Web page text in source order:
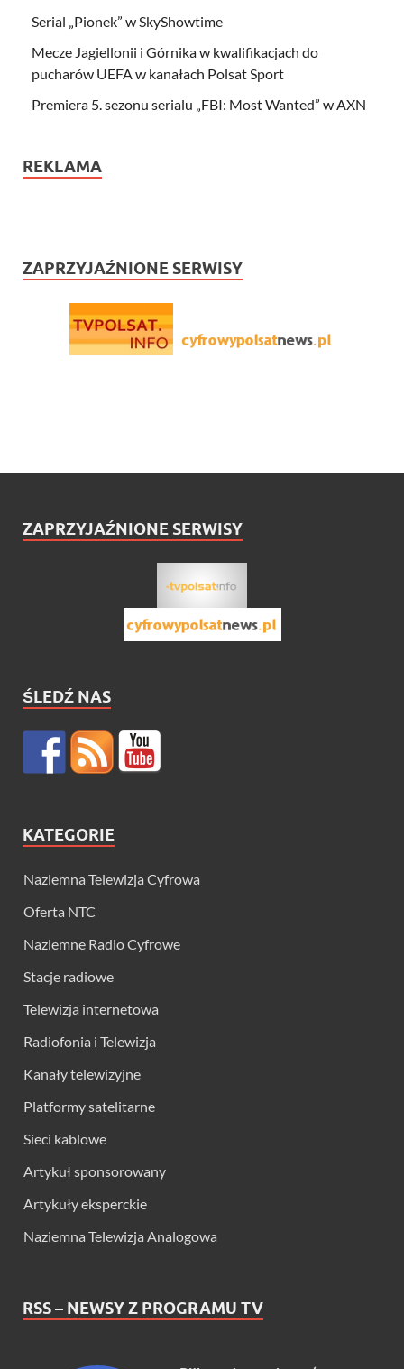
Serial „Pionek” w SkyShowtime
Mecze Jagiellonii i Górnika w kwalifikacjach do
pucharów UEFA w kanałach Polsat Sport
Premiera 5. sezonu serialu „FBI: Most Wanted” w AXN
REKLAMA
ZAPRZYJAŹNIONE SERWISY
ZAPRZYJAŹNIONE SERWISY
ŚLEDŹ NAS
KATEGORIE
Naziemna Telewizja Cyfrowa
Oferta NTC
Naziemne Radio Cyfrowe
Stacje radiowe
Telewizja internetowa
Radiofonia i Telewizja
Kanały telewizyjne
Platformy satelitarne
Sieci kablowe
Artykuł sponsorowany
Artykuły eksperckie
Naziemna Telewizja Analogowa
RSS – NEWSY Z PROGRAMU TV